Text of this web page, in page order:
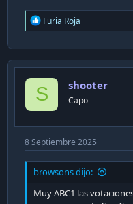
R
e
c
t
o
n
Furia Roja
S shooter
Capo
8 Septiembre 2025
browsons dijo:
Muy ABC1 las